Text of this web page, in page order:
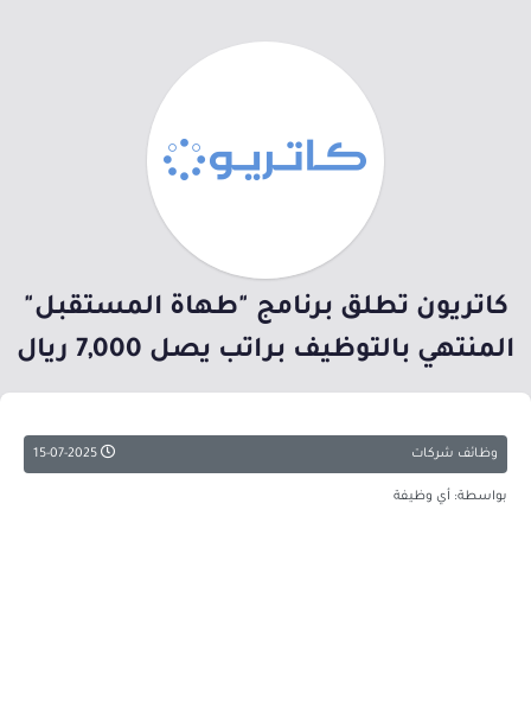
كاتريون تطلق برنامج "طهاة المستقبل"
المنتهي بالتوظيف براتب يصل 7,000 ريال
وظائف شركات
بواسطة: أي وظيفة